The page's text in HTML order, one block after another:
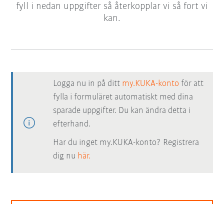
fyll i nedan uppgifter så återkopplar vi så fort vi
kan.
Logga nu in på ditt my.KUKA-konto för att
fylla i formuläret automatiskt med dina
sparade uppgifter. Du kan ändra detta i
efterhand.
Har du inget my.KUKA-konto? Registrera
dig nu här.